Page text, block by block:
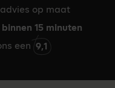
advies op maat
binnen 15 minuten
een 9,1